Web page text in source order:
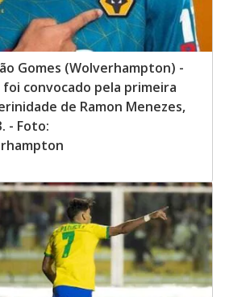
Gomes (Wolverhampton) -
foi convocado pela primeira
de Ramon Menezes,
- Foto: